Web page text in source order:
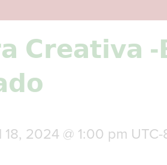
𝗖𝗿𝗲𝗮𝘁𝗶𝘃𝗮 -
18, 2024 @ 1:00 pm UTC-